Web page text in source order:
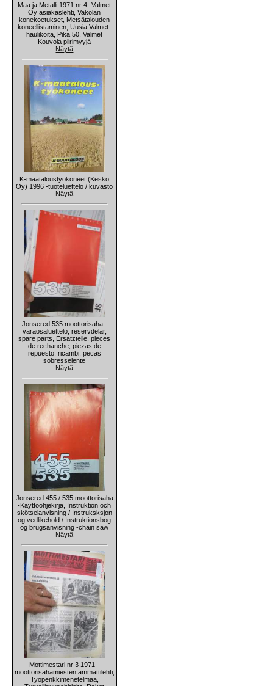
Maa ja Metalli 1971 nr 4 -Valmet
Oy asiakaslehti, Vakolan
konekoetukset, Metsätalouden
koneellistaminen, Uusia Valmet-
haulikoita, Pika 50, Valmet
Kouvola piirimyyjä
Näytä
K-maataloustyökoneet (Kesko
Oy) 1996 -tuoteluettelo / kuvasto
Näytä
Jonsered 535 moottorisaha -
varaosaluettelo, reservdelar,
spare parts, Ersatzteile, pieces
de rechanche, piezas de
repuesto, ricambi, pecas
sobresselente
Näytä
Jonsered 455 / 535 moottorisaha
-Käyttöohjekirja, Instruktion och
skötselanvisning / Instruksksjon
og vedlikehold / Instruktionsbog
og brugsanvisning -chain saw
Näytä
Mottimestari nr 3 1971 -
moottorisahamiesten ammattilehti,
Työpenkkimenetelmää,